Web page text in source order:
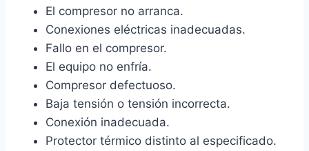
El compresor no arranca.
Conexiones eléctricas inadecuadas.
Fallo en el compresor.
El equipo no enfría.
Compresor defectuoso.
Baja tensión o tensión incorrecta.
Conexión inadecuada.
Protector térmico distinto al especificado.